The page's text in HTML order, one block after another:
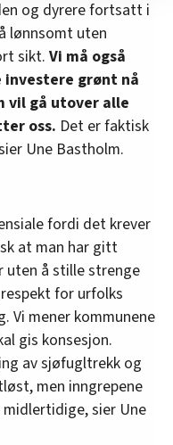
er angitt i
og dyrere fortsatt i
lønnsomt uten
sikt.Vi må også
investere grønt nå
vil gå utover alle
oss. Det er faktisk
Une Bastholm.
fordi det krever
at man har gitt
uten å stille strenge
for urfolks
Vi mener kommunene
gis konsesjon.
av sjøfugltrekk og
men inngrepene
sier Une